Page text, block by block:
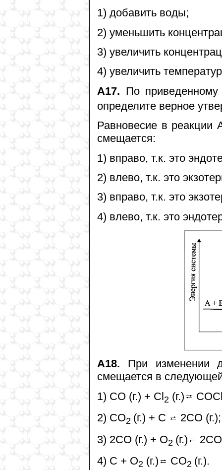
1) добавить воды;
2) уменьшить
3) увеличить
4) увеличить
А17. По
определите верное
Равновесие в реакции
смещается:
1) вправо, т.к. это
2) влево, т.к. это
3) вправо, т.к. это
4) влево, т.к. это
А18. При изменении
смещается в
1) СО (г.) + Сl2 (г.)
2) СО2 (г.) + С
2СО (г.);
3) 2СО (г.) + О2 (г.)
2СО
4) С + О2 (г.) СО2 (г.).